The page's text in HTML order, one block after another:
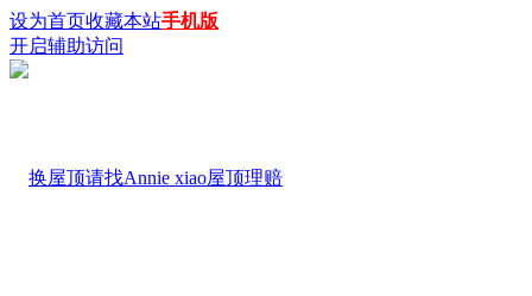
设为首页收藏本站手机版
开启辅助访问